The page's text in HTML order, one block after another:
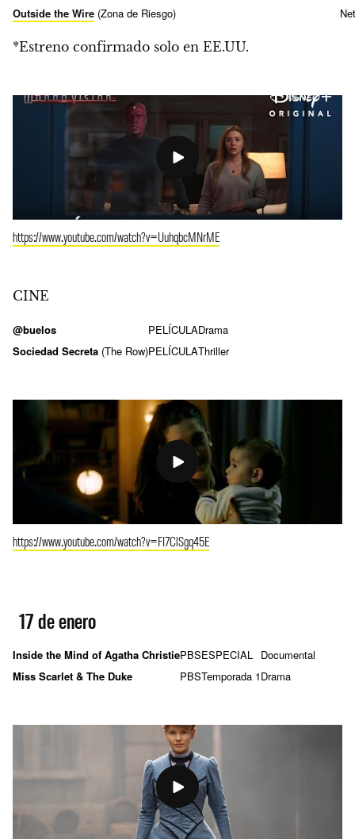
Outside the Wire (Zona de Riesgo)
*Estreno confirmado solo en EE.UU.
https://www.youtube.com/watch?v=UuhqbcMNrME
CINE
@buelos PELÍCULADrama
Sociedad Secreta (The Row)PELÍCULAThriller
https://www.youtube.com/watch?v=FI7ClSgq45E
17 de enero
Inside the Mind of Agatha ChristiePBSESPECIAL Documental
Miss Scarlet & The Duke
PBSTemporada 1Drama